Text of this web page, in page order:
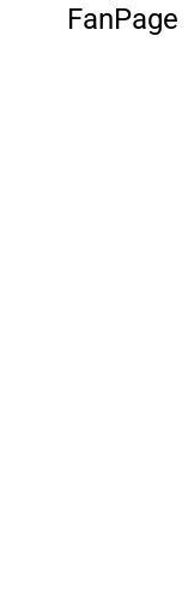
FanPage